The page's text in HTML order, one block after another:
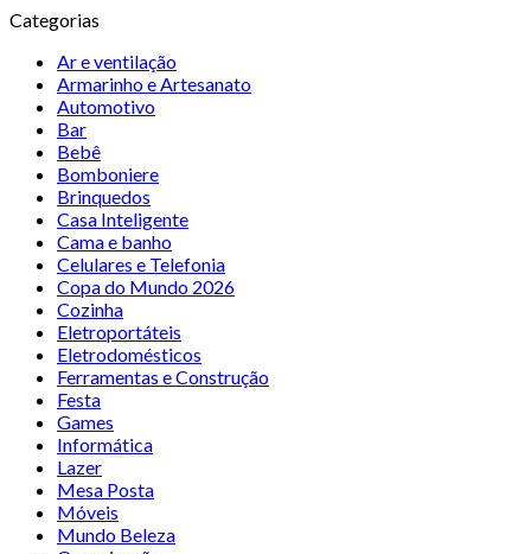
Categorias
Ar e ventilação
Armarinho e Artesanato
Automotivo
Bar
Bebê
Bomboniere
Brinquedos
Casa Inteligente
Cama e banho
Celulares e Telefonia
Copa do Mundo 2026
Cozinha
Eletroportáteis
Eletrodomésticos
Ferramentas e Construção
Festa
Games
Informática
Lazer
Mesa Posta
Móveis
Mundo Beleza